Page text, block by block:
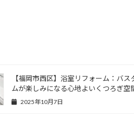
【福岡市西区】浴室リフォーム：バス
ムが楽しみになる心地よいくつろぎ空
2025年10月7日